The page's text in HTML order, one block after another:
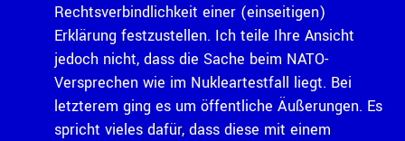
Rechtsverbindlichkeit einer (einseitigen)
Erklärung festzustellen. Ich teile Ihre Ansicht
jedoch nicht, dass die Sache beim NATO-
Versprechen wie im Nukleartestfall liegt. Bei
letzterem ging es um öffentliche Äußerungen. Es
spricht vieles dafür, dass diese mit einem